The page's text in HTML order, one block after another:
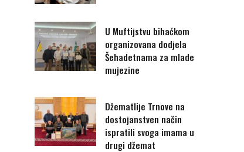
U Muftijstvu bihaćkom
organizovana dodjela
Šehadetnama za mlade
mujezine
Džematlije Trnove na
dostojanstven način
ispratili svoga imama u
drugi džemat